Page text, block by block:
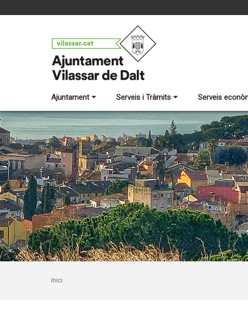
Ajuntament Serveis i Tràmits Serveis
Inici